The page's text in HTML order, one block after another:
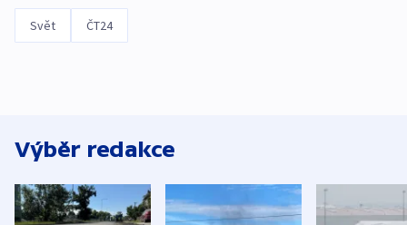
Svět ČT24
Výběr redakce